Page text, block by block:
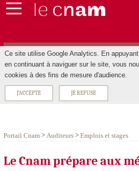
Ce site utilise Google Analytics. En
en continuant à naviguer sur le site, vous
cookies à des fins de mesure d'audience.
J'ACCEPTE JE REFUSE
Portail Cnam > Auditeurs> Emplois et stages
Le Cnam prépare aux